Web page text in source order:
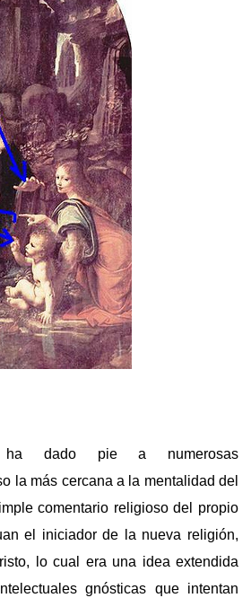
ha dado pie a numerosas
la más cercana a la mentalidad del
comentario religioso del propio
el iniciador de la nueva religión,
lo cual era una idea extendida
gnósticas que intentan